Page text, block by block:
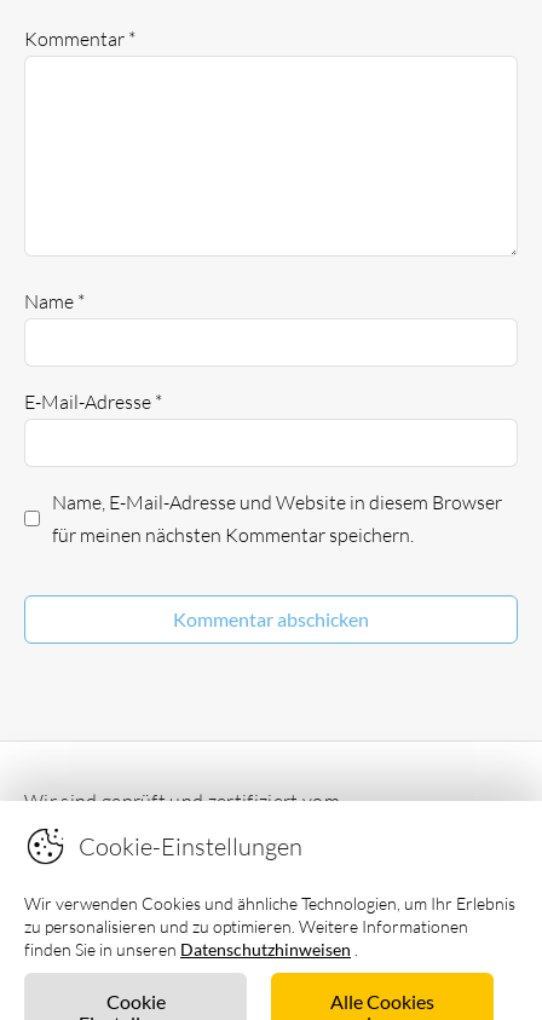
Kommentar *
Name *
E-Mail-Adresse *
Name, E-Mail-Adresse und Website in diesem Browser
für meinen nächsten Kommentar speichern.
Wir sind geprüft und zertifiziert vom
Deutschen Ferienhausverband e.V
Cookie-Einstellungen
Wir verwenden Cookies und ähnliche Technologien, um Ihr Erlebnis
zu personalisieren und zu optimieren. Weitere Informationen
finden Sie in unseren Datenschutzhinweisen
Cookie
Alle Cookies